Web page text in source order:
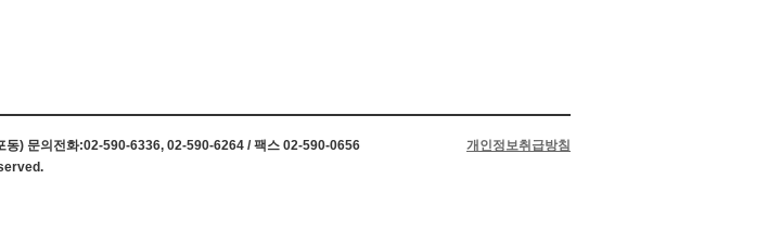
개인정보취급방침
동) 문의전화:02-590-6336, 02-590-6264 / 팩스 02-590-0656